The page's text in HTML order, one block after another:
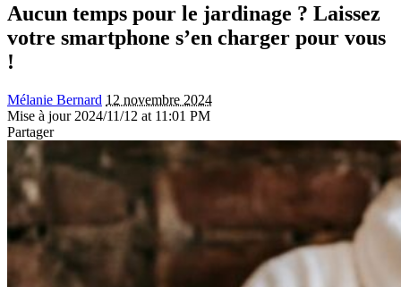
Aucun temps pour le jardinage ? Laissez
votre smartphone s’en charger pour vous
!
Mélanie Bernard 12 novembre 2024
Mise à jour 2024/11/12 at 11:01 PM
Partager